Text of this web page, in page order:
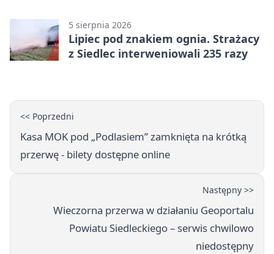
5 sierpnia 2026
Lipiec pod znakiem ognia. Strażacy
z Siedlec interweniowali 235 razy
<< Poprzedni
Kasa MOK pod „Podlasiem” zamknięta na krótką
przerwę - bilety dostępne online
Następny >>
Wieczorna przerwa w działaniu Geoportalu
Powiatu Siedleckiego – serwis chwilowo
niedostępny